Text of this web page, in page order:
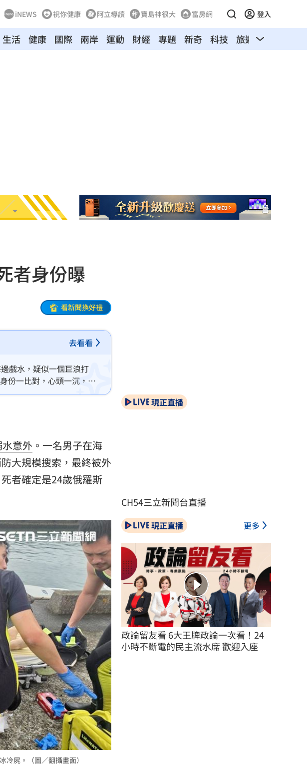
iNEWS 祝你健康 阿立導讀 寶島神很大 富房網 登入
生活 健康 國際 兩岸 運動 財經 專題 新奇 科技 旅遊 汽車
者身份曝
看新聞換好禮
去看看
戲水，疑似一個巨浪打
份一比對，心頭一沉，死
水意外 。一名男子在海
大規模搜索，最終被外
者確定是24歲俄羅斯
屍。（圖／翻攝畫面）
現正直播
CH54三立新聞台直播
現正直播 更多
政論留友看 6大王牌政論一次看！24
小時不斷電的民主流水席 歡迎入座